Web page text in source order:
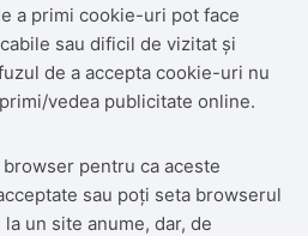
a primi cookie-uri pot face
sau dificil de vizitat și
de a accepta cookie-uri nu
vedea publicitate online.
pentru ca aceste
sau poți seta browserul
un site anume, dar, de